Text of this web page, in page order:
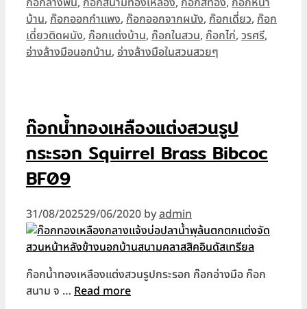
บ้าน, ก๊อกออกกำแพง, ก๊อกออกจากผนัง, ก๊อกเดี่ยว, ก๊อก
เดี่ยวติดผนัง, ก๊อกแต่งบ้าน, ก๊อกในสวน, ก๊อกไก่, วรศรี,
อ่างล้างมือนอกบ้าน, อ่างล้างมือในสวนสวยๆ
ก๊อกน้ำทองเหลืองแต่งสวนรูป
กระรอก Squirrel Brass Bibcoc
BF09
31/08/202529/06/2020 byadmin
ก๊อกน้ำทองเหลืองแต่งสวนรูปกระรอก ก๊อกอ่างมือ ก๊อก
สนาม จ … Read more